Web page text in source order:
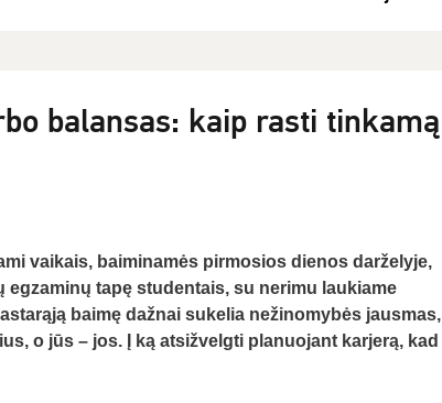
balansas: kaip rasti tinkamą
vaikais, baiminamės pirmosios dienos darželyje,
tapę studentais, su nerimu laukiame
baimę dažnai sukelia nežinomybės jausmas,
o jūs – jos. Į ką atsižvelgti planuojant karjerą, kad